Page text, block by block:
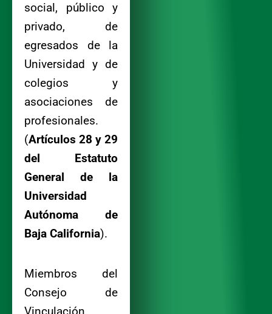
social, público y
privado, de
egresados de la
Universidad y de
colegios y
asociaciones de
profesionales.
(Artículos 28 y 29
del Estatuto
General de la
Universidad
Autónoma de
Baja California).
Miembros del
Consejo de
Vinculación